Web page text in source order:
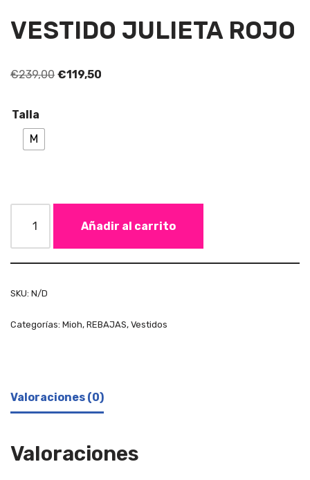
VESTIDO JULIETA ROJO
€239,00 €119,50
Talla
M
Añadir al carrito
SKU: N/D
Categorías: Mioh, REBAJAS, Vestidos
Valoraciones (0)
Valoraciones